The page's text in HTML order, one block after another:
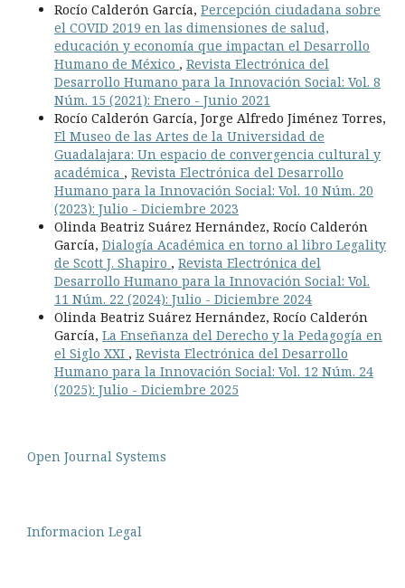
Rocío Calderón García, Percepción ciudadana sobre
el COVID 2019 en las dimensiones de salud,
educación y economía que impactan el Desarrollo
Humano de México , Revista Electrónica del
Desarrollo Humano para la Innovación Social: Vol. 8
Núm. 15 (2021): Enero - Junio 2021
Rocío Calderón García, Jorge Alfredo Jiménez Torres,
El Museo de las Artes de la Universidad de
Guadalajara: Un espacio de convergencia cultural y
académica , Revista Electrónica del Desarrollo
Humano para la Innovación Social: Vol. 10 Núm. 20
(2023): Julio - Diciembre 2023
Olinda Beatriz Suárez Hernández, Rocío Calderón
García, Dialogía Académica en torno al libro Legality
de Scott J. Shapiro , Revista Electrónica del
Desarrollo Humano para la Innovación Social: Vol.
11 Núm. 22 (2024): Julio - Diciembre 2024
Olinda Beatriz Suárez Hernández, Rocío Calderón
García, La Enseñanza del Derecho y la Pedagogía en
el Siglo XXI , Revista Electrónica del Desarrollo
Humano para la Innovación Social: Vol. 12 Núm. 24
(2025): Julio - Diciembre 2025
Open Journal Systems
Informacion Legal